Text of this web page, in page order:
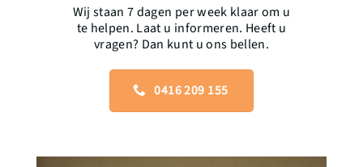
Wij staan 7 dagen per week klaar om u
te helpen. Laat u informeren. Heeft u
vragen? Dan kunt u ons bellen.
0416 209 155